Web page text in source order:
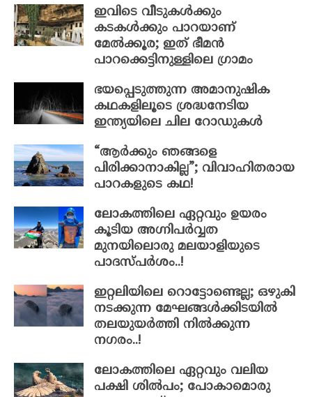
ഇവിടെ വീടുകൾക്കും
കടകൾക്കും പാറയാണ്
മേൽക്കൂര; ഇത് ഭീമൻ
പാറക്കെട്ടിനുള്ളിലെ ഗ്രാമം
ഭയപ്പെടുത്തുന്ന അമാനുഷിക
കഥകളിലൂടെ ശ്രദ്ധനേടിയ
ഇന്ത്യയിലെ ചില റോഡുകൾ
“ആർക്കും ഞങ്ങളെ
പിരിക്കാനാകില്ല”; വിവാഹിതരായ
പാറകളുടെ കഥ!
ലോകത്തിലെ ഏറ്റവും ഉയരം
കൂടിയ അഗ്നിപർവ്വത
മുനയിലൊരു മലയാളിയുടെ
പാദസ്പർശം..!
ഇറ്റലിയിലെ റൊട്ടോണ്ടെല്ല; ഒഴുകി
നടക്കുന്ന മേഘങ്ങള്‍ക്കിടയിൽ
തലയുയർത്തി നിൽക്കുന്ന
നഗരം..!
ലോകത്തിലെ ഏറ്റവും വലിയ
പക്ഷി ശിൽപം; പോകാമൊരു